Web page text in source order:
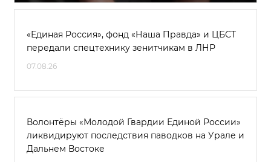
«Единая Россия», фонд «Наша Правда» и ЦБСТ
передали спецтехнику зенитчикам в ЛНР
07.08.26
Волонтёры «Молодой Гвардии Единой России»
ликвидируют последствия паводков на Урале и
Дальнем Востоке